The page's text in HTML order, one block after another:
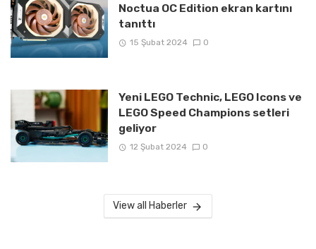
Noctua OC Edition ekran kartını
tanıttı
15 Şubat 2024 0
Yeni LEGO Technic, LEGO Icons ve
LEGO Speed Champions setleri
geliyor
12 Şubat 2024 0
View all Haberler